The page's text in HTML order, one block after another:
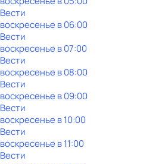
Вести
воскресенье в06:00
Вести
воскресенье в07:00
Вести
воскресенье в08:00
Вести
воскресенье в09:00
Вести
воскресенье в10:00
Вести
воскресенье в11:00
Вести